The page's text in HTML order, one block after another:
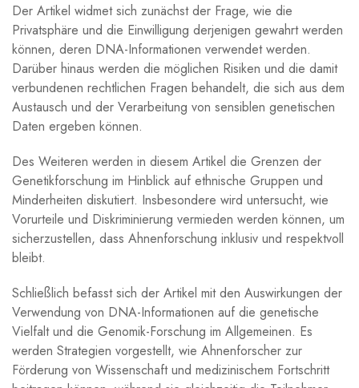
Der Artikel widmet sich zunächst der Frage, wie die
Privatsphäre und die Einwilligung derjenigen gewahrt werden
können, deren DNA-Informationen verwendet werden.
Darüber hinaus werden die möglichen Risiken und die damit
verbundenen rechtlichen Fragen behandelt, die sich aus dem
Austausch und der Verarbeitung von sensiblen genetischen
Daten ergeben können.
Des Weiteren werden in diesem Artikel die Grenzen der
Genetikforschung im Hinblick auf ethnische Gruppen und
Minderheiten diskutiert. Insbesondere wird untersucht, wie
Vorurteile und Diskriminierung vermieden werden können, um
sicherzustellen, dass Ahnenforschung inklusiv und respektvoll
bleibt.
Schließlich befasst sich der Artikel mit den Auswirkungen der
Verwendung von DNA-Informationen auf die genetische
Vielfalt und die Genomik-Forschung im Allgemeinen. Es
werden Strategien vorgestellt, wie Ahnenforscher zur
Förderung von Wissenschaft und medizinischem Fortschritt